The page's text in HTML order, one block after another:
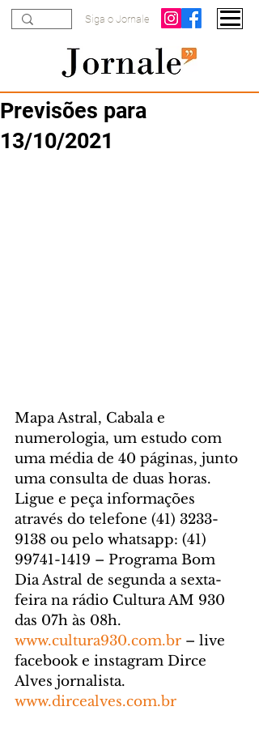
Siga o Jornale
Previsões para
13/10/2021
Mapa Astral, Cabala e
numerologia, um estudo com
uma média de 40 páginas, junto
uma consulta de duas horas.
Ligue e peça informações
através do telefone (41) 3233-
9138 ou pelo whatsapp: (41)
99741-1419 – Programa Bom
Dia Astral de segunda a sexta-
feira na rádio Cultura AM 930
das 07h às 08h.
www.cultura930.com.br – live
facebook e instagram Dirce
Alves jornalista.
www.dircealves.com.br